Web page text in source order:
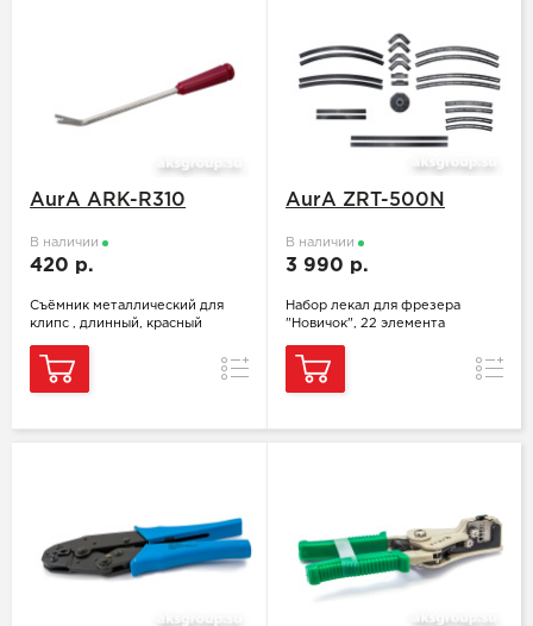
AurA ARK-R310
В наличии
420 р.
Съёмник металлический для
клипс , длинный, красный
Сравнение
AurA ZRT-500N
В наличии
3 990 р.
Набор лекал для фрезера
"Новичок", 22 элемента